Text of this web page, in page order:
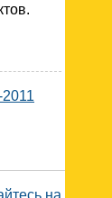
на наш